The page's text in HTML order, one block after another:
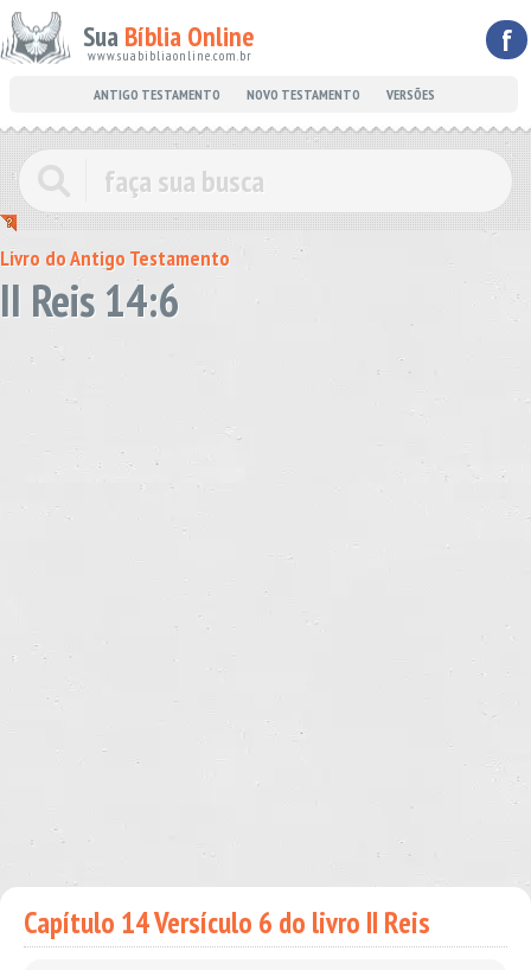
Sua Bíblia Online
www.suabibliaonline.com.br f
ANTIGO TESTAMENTO NOVO TESTAMENTO VERSÕES
Livro do Antigo Testamento
II Reis 14:6
Capítulo 14 Versículo 6 do livro II Reis